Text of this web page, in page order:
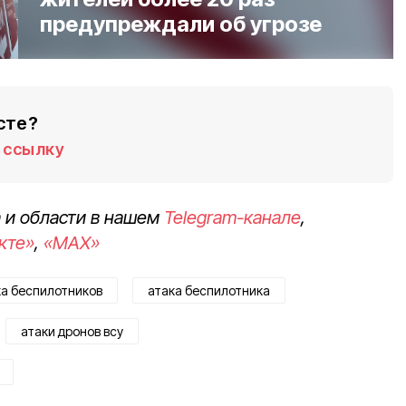
предупреждали об угрозе
ссылку
и области в нашем Telegram-канале,
, «MAX»
беспилотников атака беспилотника
атаки дронов всу